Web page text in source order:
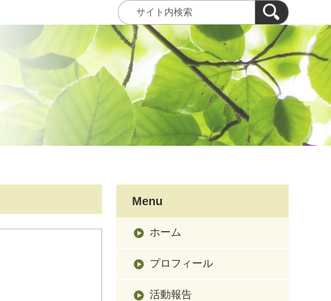
Menu
ホーム
プロフィール
活動報告